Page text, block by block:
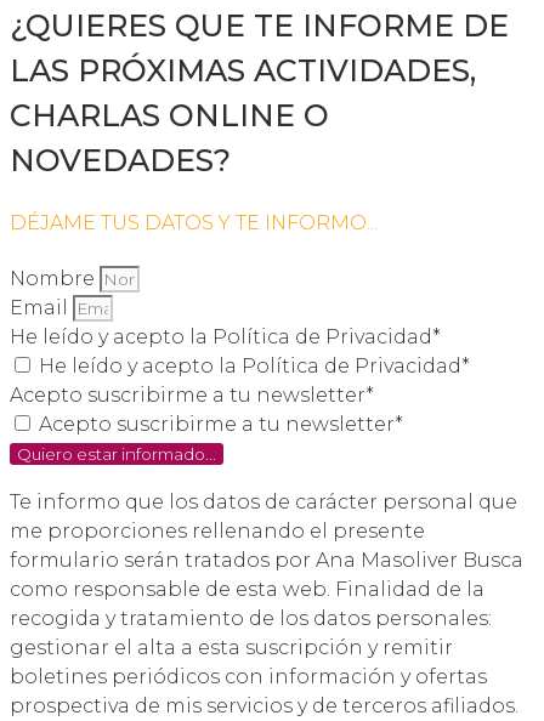
¿QUIERES QUE TE INFORME DE
LAS PRÓXIMAS ACTIVIDADES,
CHARLAS ONLINE O
NOVEDADES?
DÉJAME TUS DATOS Y TE INFORMO...
Nombre
Email
He leído y acepto la Política de Privacidad*
He leído y acepto la Política de Privacidad*
Acepto suscribirme a tu newsletter*
Acepto suscribirme a tu newsletter*
Quiero estar informado...
Te informo que los datos de carácter personal que
me proporciones rellenando el presente
formulario serán tratados por Ana Masoliver Busca
como responsable de esta web. Finalidad de la
recogida y tratamiento de los datos personales:
gestionar el alta a esta suscripción y remitir
boletines periódicos con información y ofertas
prospectiva de mis servicios y de terceros afiliados.